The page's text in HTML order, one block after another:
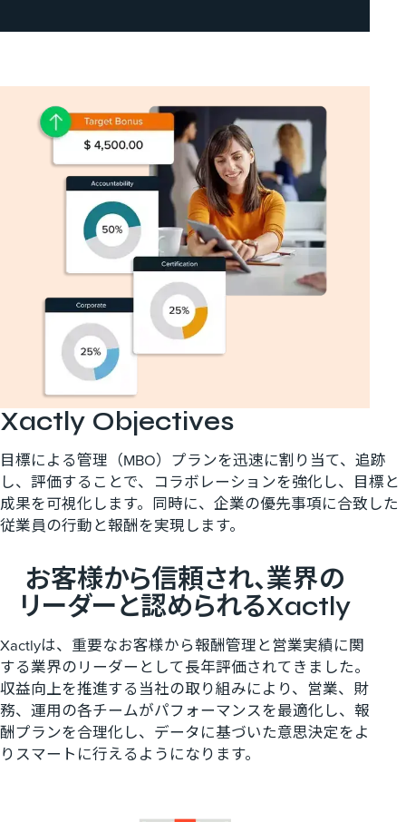
Xactly Objectives
目標による管理（MBO）プランを迅速に割り当て、追跡
し、評価することで、コラボレーションを強化し、目標と
成果を可視化します。同時に、企業の優先事項に合致した
従業員の行動と報酬を実現します。
お客様から​信頼され、​業界の​
リーダーと​認められる​Xactly
Xactlyは、重要なお客様から報酬管理と営業実績に関
する業界のリーダーとして長年評価されてきました。
収益向上を推進する当社の取り組みにより、営業、財
務、運用の各チームがパフォーマンスを最適化し、報
酬プランを合理化し、データに基づいた意思決定をよ
りスマートに行えるようになります。